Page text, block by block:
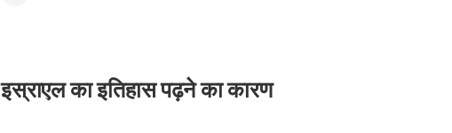
इस्राएल का इतिहास पढ़ने का कारण